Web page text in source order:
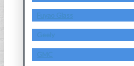
Fuyao Glass
Geely
GMC